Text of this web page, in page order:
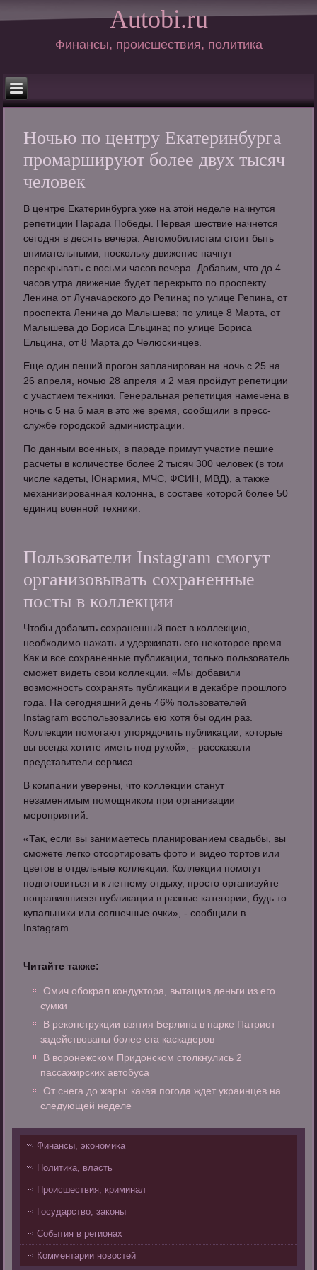
Autobi.ru
Финансы, происшествия, политика
Ночью по центру Екатеринбурга
промаршируют более двух тысяч
человек
В центре Екатеринбурга уже на этой неделе начнутся
репетиции Парада Победы. Первая шествие начнется
сегодня в десять вечера. Автомобилистам стоит быть
внимательными, поскольку движение начнут
перекрывать с восьми часов вечера. Добавим, что до 4
часов утра движение будет перекрыто по проспекту
Ленина от Луначарского до Репина; по улице Репина, от
проспекта Ленина до Малышева; по улице 8 Марта, от
Малышева до Бориса Ельцина; по улице Бориса
Ельцина, от 8 Марта до Челюскинцев.
Еще один пеший прогон запланирован на ночь с 25 на
26 апреля, ночью 28 апреля и 2 мая пройдут репетиции
с участием техники. Генеральная репетиция намечена в
ночь с 5 на 6 мая в это же время, сообщили в пресс-
службе городской администрации.
По данным военных, в параде примут участие пешие
расчеты в количестве более 2 тысяч 300 человек (в том
числе кадеты, Юнармия, МЧС, ФСИН, МВД), а также
механизированная колонна, в составе которой более 50
единиц военной техники.
Пользователи Instagram смогут
организовывать сохраненные
посты в коллекции
Чтобы добавить сохраненный пост в коллекцию,
необходимо нажать и удерживать его некоторое время.
Как и все сохраненные публикации, только пользователь
сможет видеть свои коллекции. «Мы добавили
возможность сохранять публикации в декабре прошлого
года. На сегодняшний день 46% пользователей
Instagram воспользовались ею хотя бы один раз.
Коллекции помогают упорядочить публикации, которые
вы всегда хотите иметь под рукой», - рассказали
представители сервиса.
В компании уверены, что коллекции станут
незаменимым помощником при организации
мероприятий.
«Так, если вы занимаетесь планированием свадьбы, вы
сможете легко отсортировать фото и видео тортов или
цветов в отдельные коллекции. Коллекции помогут
подготовиться и к летнему отдыху, просто организуйте
понравившиеся публикации в разные категории, будь то
купальники или солнечные очки», - сообщили в
Instagram.
Читайте также:
Омич обокрал кондуктора, вытащив деньги из его
сумки
В реконструкции взятия Берлина в парке Патриот
задействованы более ста каскадеров
В воронежском Придонском столкнулись 2
пассажирских автобуса
От снега до жары: какая погода ждет украинцев на
следующей неделе
Финансы, экономика
Политика, власть
Происшествия, криминал
Государство, законы
События в регионах
Комментарии новостей